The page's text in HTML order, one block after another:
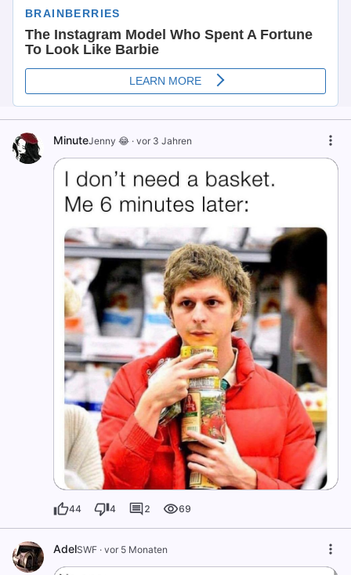
MinuteJenny 😂 · vor 3 Jahren
44 4 2 69
AdelSWF · vor 5 Monaten